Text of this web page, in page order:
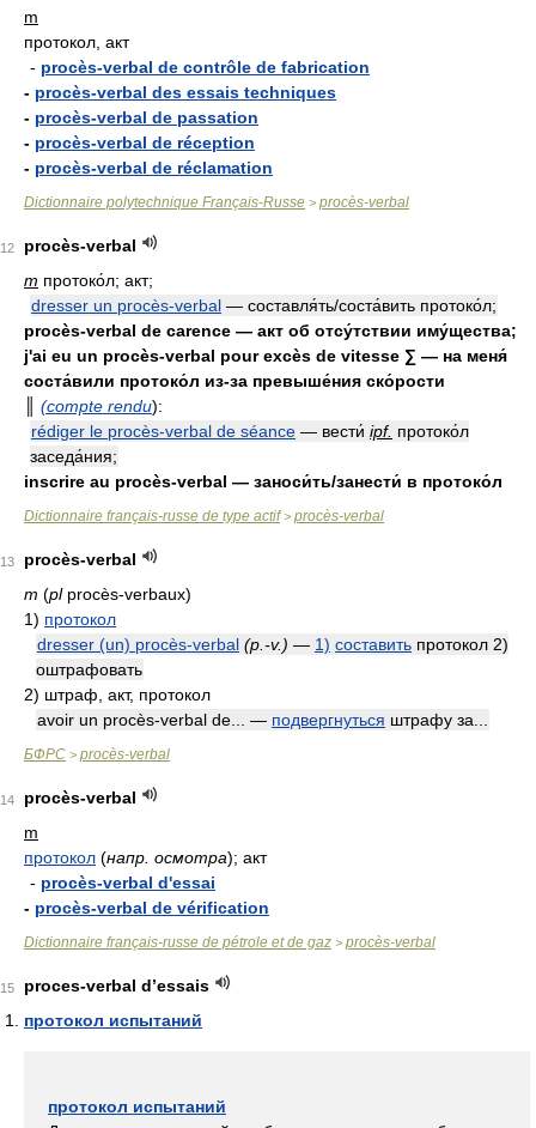
m
протокол, акт
- procès-verbal de contrôle de fabrication
- procès-verbal des essais techniques
- procès-verbal de passation
- procès-verbal de réception
- procès-verbal de réclamation
Dictionnaire polytechnique Français-Russe > procès-verbal
12
procès-verbal
m протоко́л; акт;
dresser un procès-verbal — составля́ть/соста́вить протоко́л;
procès-verbal de carence — акт об отсу́тствии иму́щества;
j'ai eu un procès-verbal pour excès de vitesse ∑ — на меня́
соста́вили протоко́л из-за превыше́ния ско́рости
(compte rendu):
rédiger le procès-verbal de séance — вести́ ipf. протоко́л
заседа́ния;
inscrire au procès-verbal — заноси́ть/занести́ в протоко́л
Dictionnaire français-russe de type actif> procès-verbal
13
procès-verbal
m (plprocès-verbaux)
1) протокол
dresser (un) procès-verbal (p.-v.) — 1) составить протокол 2)
оштрафовать
2) штраф, акт, протокол
avoir un procès-verbal de... — подвергнуться штрафу за...
БФРС > procès-verbal
14
procès-verbal
m
протокол (напр. осмотра); акт
- procès-verbal d'essai
- procès-verbal de vérification
Dictionnaire français-russe de pétrole et de gaz > procès-verbal
15
proces-verbal d’essais
протокол испытаний
протокол испытаний